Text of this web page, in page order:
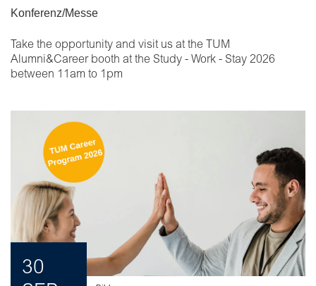
Konferenz/Messe
Take the opportunity and visit us at the TUM
Alumni&Career booth at the Study - Work - Stay 2026
between 11am to 1pm
30